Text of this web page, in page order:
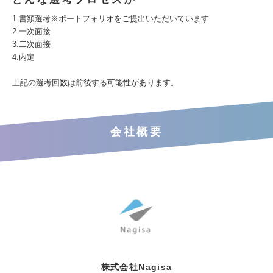
1.書類選考※ポートフォリオをご提出いただいています
2.一次面接
3.二次面接
4.内定
上記の選考回数は前後する可能性があります。
会社概要
株式会社Nagisa